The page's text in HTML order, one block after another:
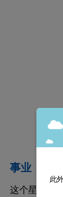
事业
这个星象要
此